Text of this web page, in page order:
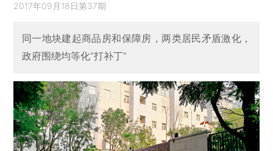
2017年09月18日第37期
同一地块建起商品房和保障房，两类居民矛盾激化，
政府围绕均等化“打补丁”